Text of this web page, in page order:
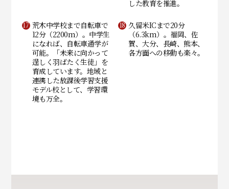
した教育を推進。
荒木中学校まで自転車で
12分（2200m）。中学生
になれば、自転車通学が
可能。「未来に向かって
逞しく羽ばたく生徒」を
育成しています。地域と
連携した放課後学習支援
モデル校として、学習環
境も万全。
久留米ICまで20分
（6.3km）。福岡、佐
賀、大分、長崎、熊本、
各方面への移動も楽々。